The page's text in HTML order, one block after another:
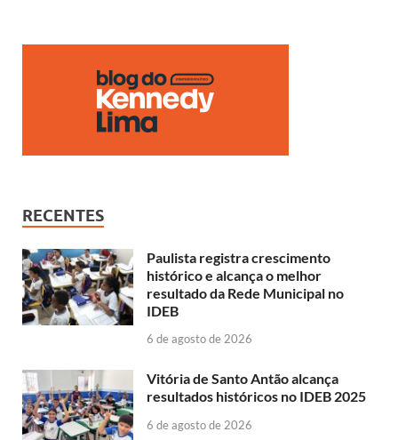
o A
p
p
Li
n
k
dI
n
RECENTES
Paulista registra crescimento
histórico e alcança o melhor
resultado da Rede Municipal no
IDEB
6 de agosto de 2026
Vitória de Santo Antão alcança
resultados históricos no IDEB 2025
6 de agosto de 2026